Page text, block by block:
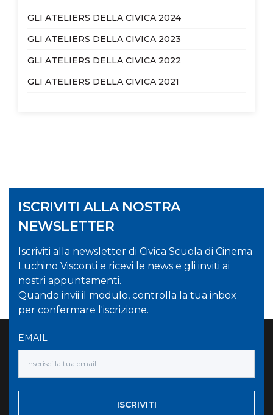
GLI ATELIERS DELLA CIVICA 2024
GLI ATELIERS DELLA CIVICA 2023
GLI ATELIERS DELLA CIVICA 2022
GLI ATELIERS DELLA CIVICA 2021
ISCRIVITI ALLA NOSTRA
NEWSLETTER
Iscriviti alla newsletter di Civica Scuola di Cinema
Luchino Visconti e ricevi le news e gli inviti ai
nostri appuntamenti.
Quando invii il modulo, controlla la tua inbox
per confermare l'iscrizione.
EMAIL
ISCRIVITI